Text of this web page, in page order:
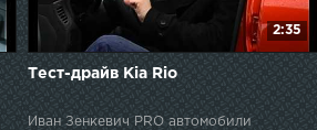
2:35
Тест-драйв Kia Rio
Иван Зенкевич PRO автомобили